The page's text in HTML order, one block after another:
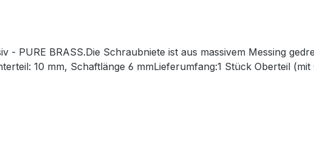
- PURE BRASS.Die Schraubniete ist aus massivem Messing
10 mm, Schaftlänge 6 mmLieferumfang:1 Stück Oberteil